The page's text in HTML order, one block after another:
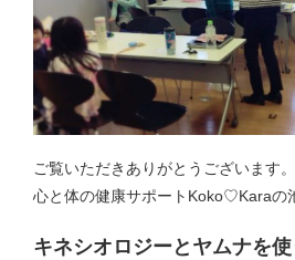
ご覧いただきありがとうございます。
心と体の健康サポートKoko♡Karaの
キネシオロジーとヤムナを